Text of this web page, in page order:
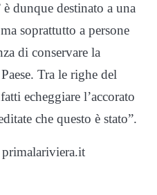
dunque destinato a una
soprattutto a persone
di conservare la
Tra le righe del
echeggiare l’accorato
che questo è stato”.